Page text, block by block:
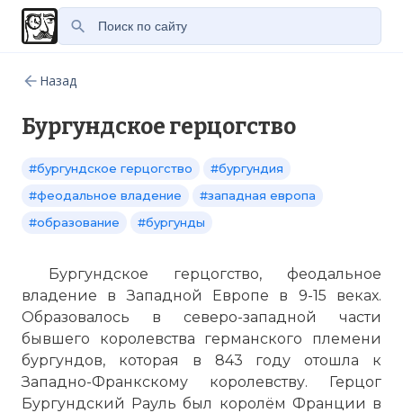
Назад
Бургундское герцогство
#бургундское герцогство
#бургундия
#феодальное владение
#западная европа
#образование
#бургунды
Бургундское герцогство, феодальное
владение в Западной Европе в 9-15 веках.
Образовалось в северо-западной части
бывшего королевства германского племени
бургундов, которая в 843 году отошла к
Западно-Франкскому королевству. Герцог
Бургундский Рауль был королём Франции в